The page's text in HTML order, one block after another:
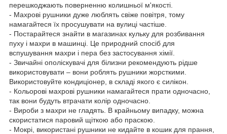
перешкоджають поверненню колишньої м'якості.
- Махрові рушники дуже люблять свіже повітря, тому
намагайтеся їх просушувати на вулиці частіше.
- Постарайтеся знайти в магазинах кульку для розбивання
пуху і махри в машинці. Це природний спосіб для
вспушування махри і пера без застосування хімії.
- Звичайні ополіскувачі для білизни рекомендують рідше
використовувати – вони роблять рушники жорсткими.
Використовуйте кондиціонер, в складі якого є силікон.
- Кольорові махрові рушники намагайтеся прати одночасно,
так вони будуть втрачати колір одночасно.
- Вироби з махри не гладять. В крайньому випадку, можна
скористатися паровий щіткою або праскою.
- Мокрі, використані рушники не кидайте в кошик для прання,